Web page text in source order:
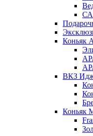
Коньяк
ВКЗ
Коньяк